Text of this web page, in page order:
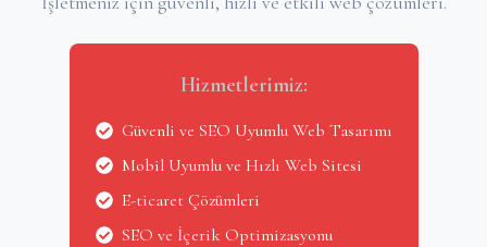
Hizmetlerimiz:
Güvenli ve SEO Uyumlu Web Tasarımı
Mobil Uyumlu ve Hızlı Web Sitesi
E-ticaret Çözümleri
SEO ve İçerik Optimizasyonu